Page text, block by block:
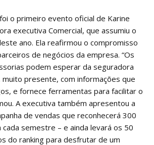
o primeiro evento oficial de Karine
executiva Comercial, que assumiu o
ano. Ela reafirmou o compromisso
de negócios da empresa. “Os
podem esperar da seguradora
presente, com informações que
e fornece ferramentas para facilitar o
A executiva também apresentou a
de vendas que reconhecerá 300
semestre – e ainda levará os 50
do ranking para desfrutar de um